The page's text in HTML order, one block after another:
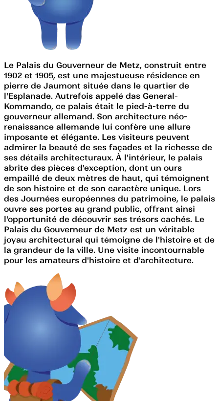
Le Palais du Gouverneur de Metz, construit entre
1902 et 1905, est une majestueuse résidence en
pierre de Jaumont située dans le quartier de
l'Esplanade. Autrefois appelé das General-
Kommando, ce palais était le pied-à-terre du
gouverneur allemand. Son architecture néo-
renaissance allemande lui confère une allure
imposante et élégante. Les visiteurs peuvent
admirer la beauté de ses façades et la richesse de
ses détails architecturaux. À l'intérieur, le palais
abrite des pièces d'exception, dont un ours
empaillé de deux mètres de haut, qui témoignent
de son histoire et de son caractère unique. Lors
des Journées européennes du patrimoine, le palais
ouvre ses portes au grand public, offrant ainsi
l'opportunité de découvrir ses trésors cachés. Le
Palais du Gouverneur de Metz est un véritable
joyau architectural qui témoigne de l'histoire et de
la grandeur de la ville. Une visite incontournable
pour les amateurs d'histoire et d'architecture.